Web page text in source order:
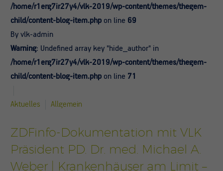
/home/r1erg7ir27y4/vlk-2019/wp-content/themes/thegem-
child/content-blog-item.php on line 69
By vlk-admin
Warning: Undefined array key "hide_author" in
/home/r1erg7ir27y4/vlk-2019/wp-content/themes/thegem-
child/content-blog-item.php on line 71
Aktuelles Allgemein
ZDFinfo-Dokumentation mit VLK
Präsident PD. Dr. med. Michael A.
Weber | Krankenhäuser am Limit –